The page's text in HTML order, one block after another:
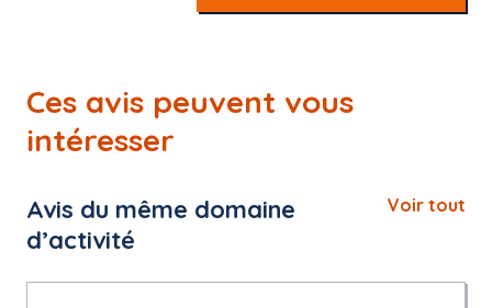
Ces avis peuvent vous
intéresser
Avis du même domaine
d’activité
Voir tout